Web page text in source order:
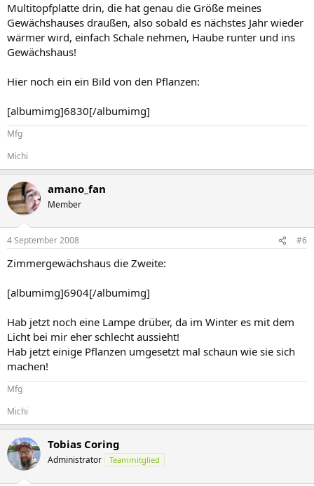
Multitopfplatte drin, die hat genau die Größe meines
Gewächshauses draußen, also sobald es nächstes Jahr wieder
wärmer wird, einfach Schale nehmen, Haube runter und ins
Gewächshaus!
Hier noch ein ein Bild von den Pflanzen:
[albumimg]6830[/albumimg]
Mfg
Michi
amano_fan
Member
4 September 2008 #6
Zimmergewächshaus die Zweite:
[albumimg]6904[/albumimg]
Hab jetzt noch eine Lampe drüber, da im Winter es mit dem
Licht bei mir eher schlecht aussieht!
Hab jetzt einige Pflanzen umgesetzt mal schaun wie sie sich
machen!
Mfg
Michi
Tobias Coring
Administrator Teammitglied